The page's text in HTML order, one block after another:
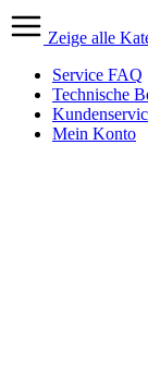
Zeige alle
Service FAQ
Technische
Mein Konto